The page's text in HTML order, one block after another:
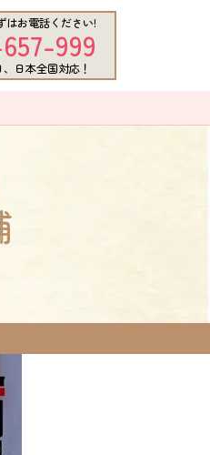
はお電話ください!
999
、日本全国対応！